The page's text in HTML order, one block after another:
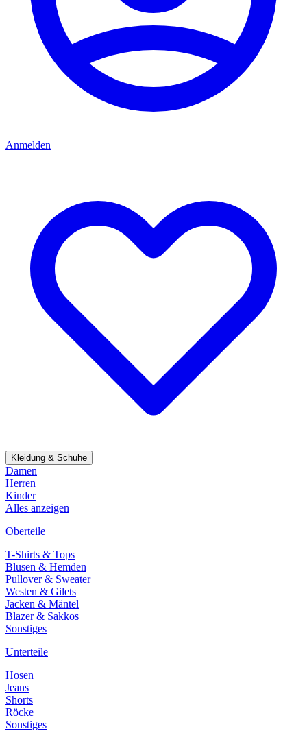
Anmelden
Kleidung & Schuhe
Damen
Herren
Kinder
Alles anzeigen
Oberteile
T-Shirts & Tops
Blusen & Hemden
Pullover & Sweater
Westen & Gilets
Jacken & Mäntel
Blazer & Sakkos
Sonstiges
Unterteile
Hosen
Jeans
Shorts
Röcke
Sonstiges